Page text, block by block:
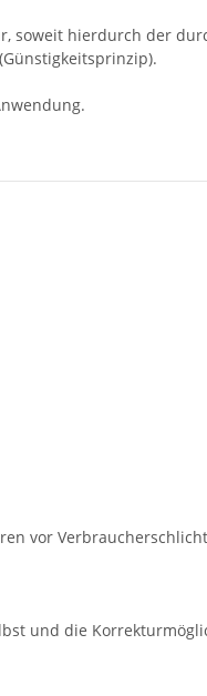
soweit hierdurch der
vor
und die